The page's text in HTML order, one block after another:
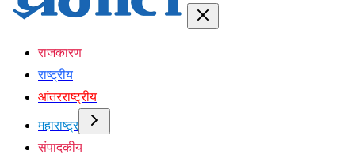
राजकारण
राष्ट्रीय
आंतरराष्ट्रीय
महाराष्ट्र
संपादकीय